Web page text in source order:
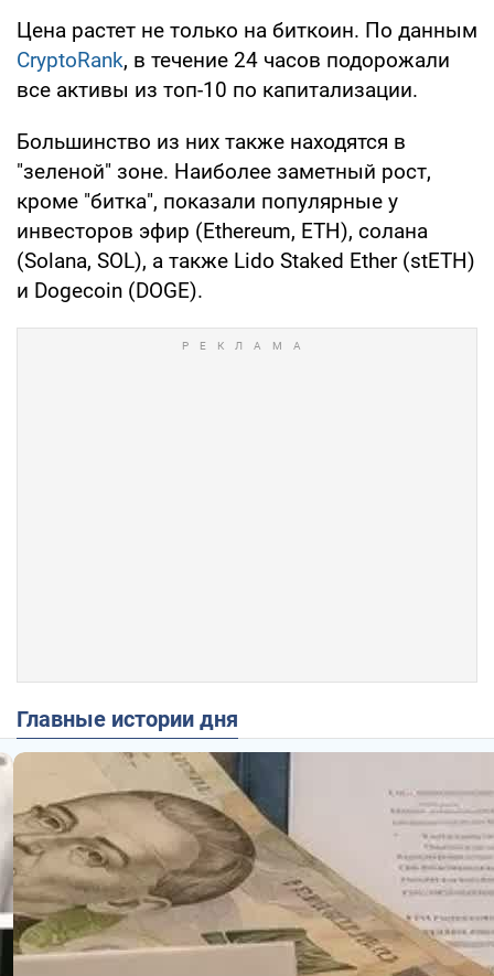
Цена растет не только на биткоин. По данным
CryptoRank, в течение 24 часов подорожали
все активы из топ-10 по капитализации.
Большинство из них также находятся в
"зеленой" зоне. Наиболее заметный рост,
кроме "битка", показали популярные у
инвесторов эфир (Ethereum, ETH), солана
(Solana, SOL), а также Lido Staked Ether (stETH)
и Dogecoin (DOGE).
Главные истории дня